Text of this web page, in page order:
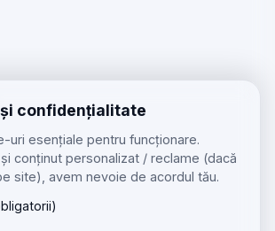
confidențialitate
uri esențiale pentru funcționare.
conținut personalizat / reclame (dacă
site), avem nevoie de acordul tău.